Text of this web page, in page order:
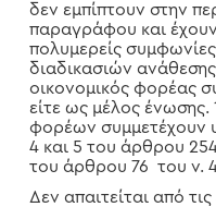
δεν εμπίπτουν στην
παραγράφου και
πολυμερείς
διαδικασιών
οικονομικός φορέας
είτε ως μέλος ένωσης.
φορέων συμμετέχουν
4 και 5 του άρθρου
του άρθρου 76 του ν.
Δεν απαιτείται από